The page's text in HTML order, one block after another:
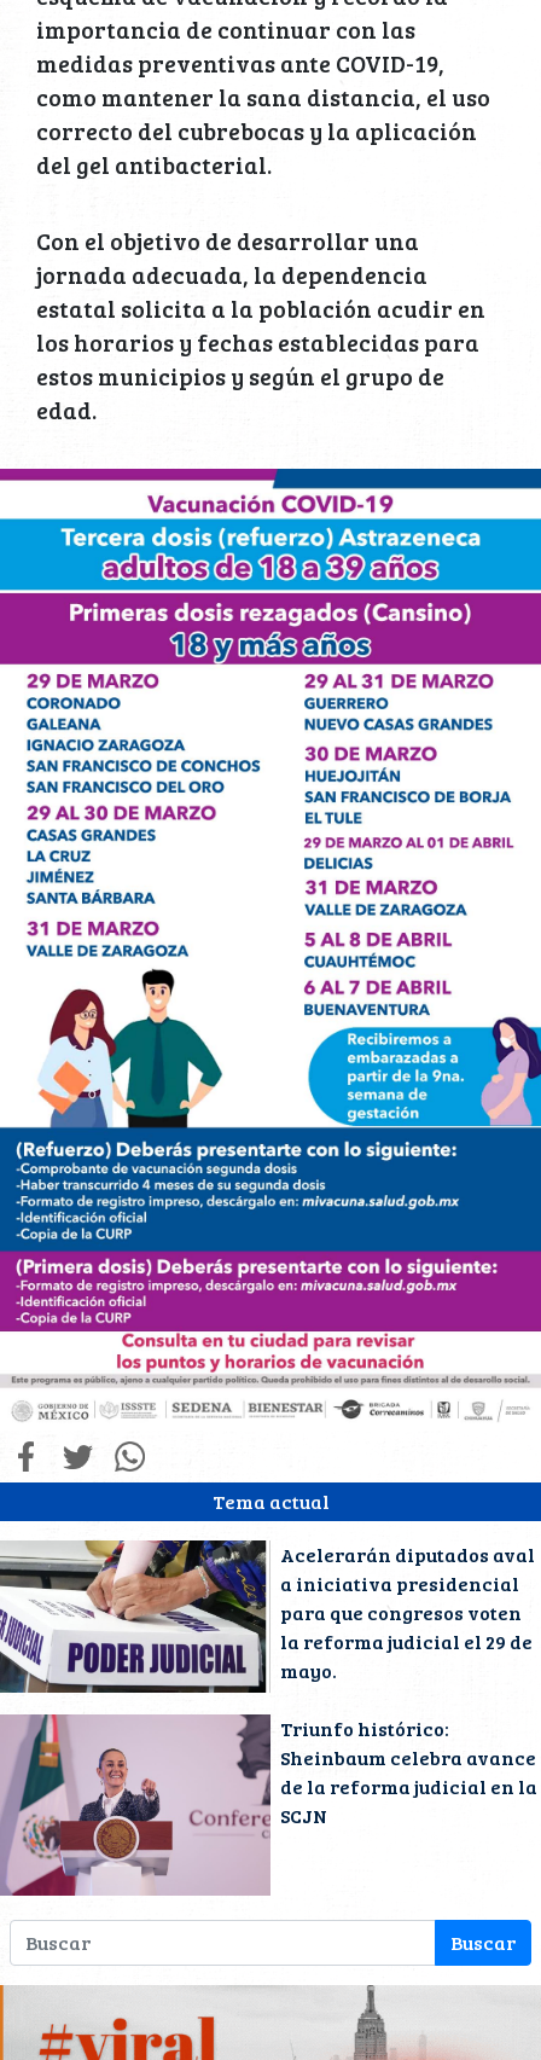
Tema actual
Acelerarán diputados aval
a iniciativa presidencial
para que congresos voten
la reforma judicial el 29 de
mayo.
Triunfo histórico:
Sheinbaum celebra avance
de la reforma judicial en la
SCJN
importancia de continuar con las
medidas preventivas ante COVID-19,
como mantener la sana distancia, el uso
correcto del cubrebocas y la aplicación
del gel antibacterial.
Con el objetivo de desarrollar una
jornada adecuada, la dependencia
estatal solicita a la población acudir en
los horarios y fechas establecidas para
estos municipios y según el grupo de
edad.